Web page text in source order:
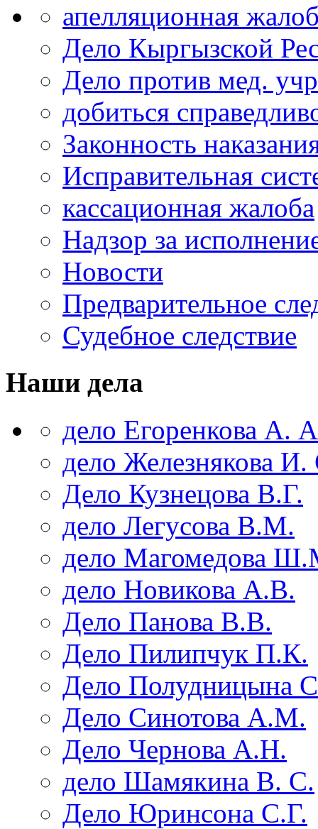
апелляционная
Дело Кыргызской
Дело против мед.
добиться
Законность
Исправительная
кассационная жалоба
Надзор за
Новости
Предварительное
Судебное следствие
Наши дела
дело Егоренкова А.
дело Железнякова И.
Дело Кузнецова В.Г.
дело Легусова В.М.
дело Магомедова
дело Новикова А.В.
Дело Панова В.В.
Дело Пилипчук П.К.
Дело Полудницына
Дело Синотова А.М.
Дело Чернова А.Н.
дело Шамякина В. С.
Дело Юринсона С.Г.